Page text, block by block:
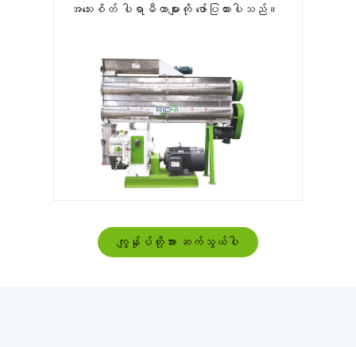
အသေးစိတ် ပါရာမီတာများကို ဖော်ပြထားပါသည်။
ကျွန်ုပ်တို့အား ဆက်သွယ်ပါ